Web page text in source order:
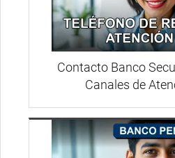
Contacto Banco
Canales de